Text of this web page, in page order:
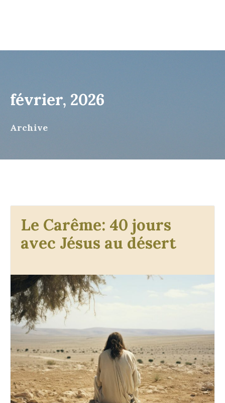
février, 2026
Archive
Le Carême: 40 jours
avec Jésus au désert